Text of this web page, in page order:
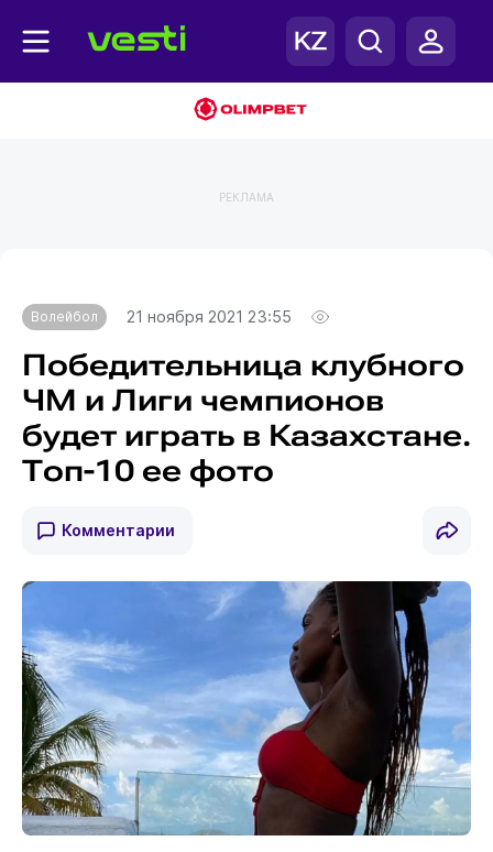
РЕКЛАМА
Волейбол 21 ноября 2021 23:55
Победительница клубного
ЧМ и Лиги чемпионов
будет играть в Казахстане.
Топ-10 ее фото
Комментарии